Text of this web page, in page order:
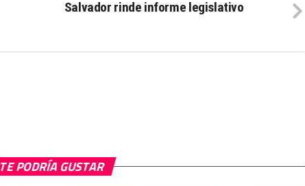
Salvador rinde informe legislativo
TE PODRÍA GUSTAR